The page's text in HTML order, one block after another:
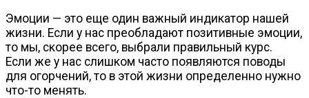
Эмоции — это еще один важный индикатор нашей
жизни. Если у нас преобладают позитивные эмоции,
то мы, скорее всего, выбрали правильный курс.
Если же у нас слишком часто появляются поводы
для огорчений, то в этой жизни определенно нужно
что-то менять.